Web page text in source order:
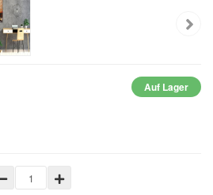
Auf Lager